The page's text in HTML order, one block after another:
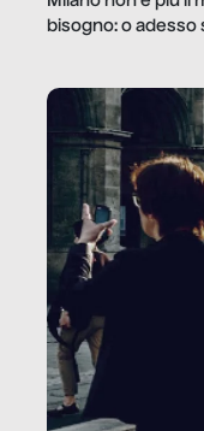
bisogno: o